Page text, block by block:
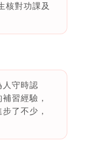
核對功課及
人守時認
習經驗，
了不少，